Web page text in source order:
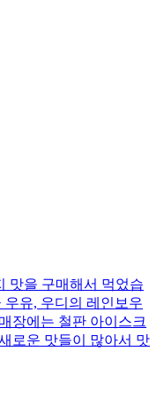
맛을 구매해서 먹었습
우유, 우디의 레인보우
장에는 철판 아이스크
로운 맛들이 많아서 맛